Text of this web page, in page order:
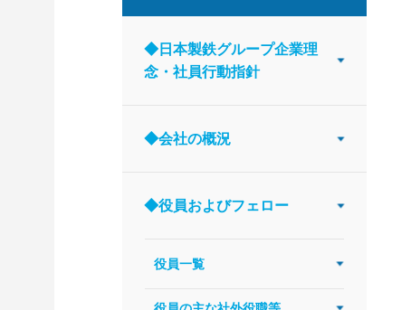
◆日本製鉄グループ企業理
念・社員行動指針
◆会社の概況
◆役員およびフェロー
役員一覧